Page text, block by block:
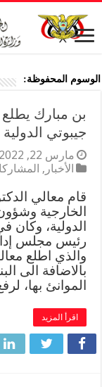
الوسوم المحفوظة:
بن مبارك
جيبوتي الدولية
مارس 22, 2022
الأخبار ,
قام معالي
الخارجية
الدولية، وكان
رئيس مجلس
والذي اطلع
بالاضافة الى
الموانئ بها،
اقرأ المزيد